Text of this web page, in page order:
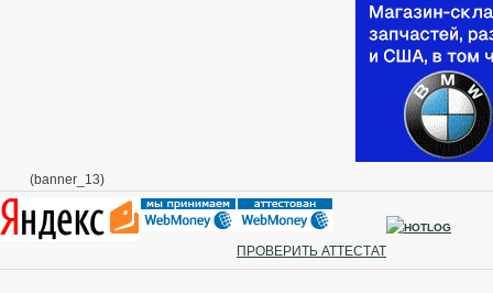
(banner_13)
ПРОВЕРИТЬ АТТЕСТАТ